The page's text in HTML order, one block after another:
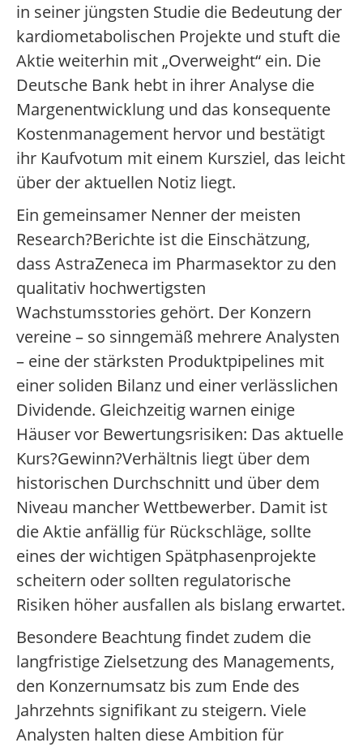
in seiner jüngsten Studie die Bedeutung der
kardiometabolischen Projekte und stuft die
Aktie weiterhin mit „Overweight“ ein. Die
Deutsche Bank hebt in ihrer Analyse die
Margenentwicklung und das konsequente
Kostenmanagement hervor und bestätigt
ihr Kaufvotum mit einem Kursziel, das leicht
über der aktuellen Notiz liegt.
Ein gemeinsamer Nenner der meisten
Research?Berichte ist die Einschätzung,
dass AstraZeneca im Pharmasektor zu den
qualitativ hochwertigsten
Wachstumsstories gehört. Der Konzern
vereine – so sinngemäß mehrere Analysten
– eine der stärksten Produktpipelines mit
einer soliden Bilanz und einer verlässlichen
Dividende. Gleichzeitig warnen einige
Häuser vor Bewertungsrisiken: Das aktuelle
Kurs?Gewinn?Verhältnis liegt über dem
historischen Durchschnitt und über dem
Niveau mancher Wettbewerber. Damit ist
die Aktie anfällig für Rückschläge, sollte
eines der wichtigen Spätphasenprojekte
scheitern oder sollten regulatorische
Risiken höher ausfallen als bislang erwartet.
Besondere Beachtung findet zudem die
langfristige Zielsetzung des Managements,
den Konzernumsatz bis zum Ende des
Jahrzehnts signifikant zu steigern. Viele
Analysten halten diese Ambition für